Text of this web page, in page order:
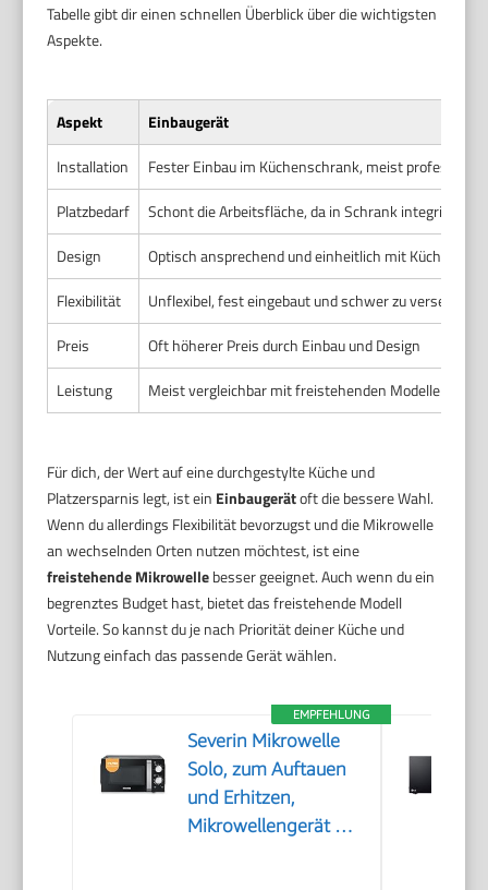
Tabelle gibt dir einen schnellen Überblick über die wichtigsten
Aspekte.
Aspekt
Einbaugerät
Installation
Fester Einbau im Küchenschrank, meist
Platzbedarf
Schont die Arbeitsfläche, da in Schrank integriert
Design
Optisch ansprechend und einheitlich mit
Flexibilität
Unflexibel, fest eingebaut und schwer zu versetzen
Preis
Oft höherer Preis durch Einbau und Design
Leistung
Meist vergleichbar mit freistehenden Modellen
Für dich, der Wert auf eine durchgestylte Küche und
Platzersparnis legt, ist ein Einbaugerätoft die bessere Wahl.
Wenn du allerdings Flexibilität bevorzugst und die Mikrowelle
an wechselnden Orten nutzen möchtest, ist eine
freistehende Mikrowellebesser geeignet. Auch wenn du ein
begrenztes Budget hast, bietet das freistehende Modell
Vorteile. So kannst du je nach Priorität deiner Küche und
Nutzung einfach das passende Gerät wählen.
EMPFEHLUNG
Severin Mikrowelle
Solo, zum Auftauen
und Erhitzen,
Mikrowellengerät mit